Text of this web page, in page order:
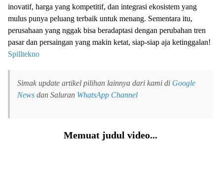
inovatif, harga yang kompetitif, dan integrasi ekosistem yang
mulus punya peluang terbaik untuk menang. Sementara itu,
perusahaan yang nggak bisa beradaptasi dengan perubahan tren
pasar dan persaingan yang makin ketat, siap-siap aja ketinggalan!
Spilltekno
Simak update artikel pilihan lainnya dari kami di Google
News dan Saluran WhatsApp Channel
Memuat judul video...